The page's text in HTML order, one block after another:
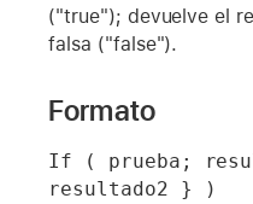
("true"); devuelve el
falsa ("false").
Formato
If ( prueba;
resultado2 } )